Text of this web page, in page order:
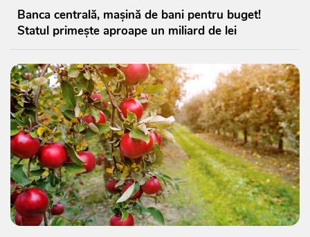
Banca centrală, mașină de bani pentru buget!
Statul primește aproape un miliard de lei